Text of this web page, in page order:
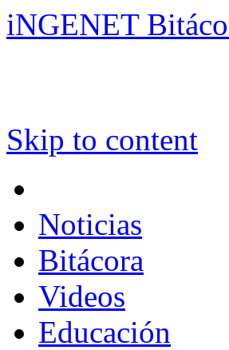
iNGENET
Skip to content
Noticias
Bitácora
Videos
Educación